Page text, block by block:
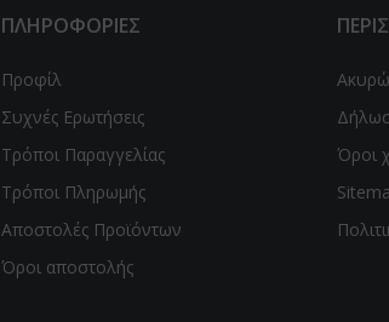
ΠΛΗΡΟΦΟΡΙΕΣ
Προφίλ
Συχνές Ερωτήσεις
Τρόποι Παραγγελίας
Τρόποι Πληρωμής
Αποστολές Προϊόντων
Όροι αποστολής
Όροι